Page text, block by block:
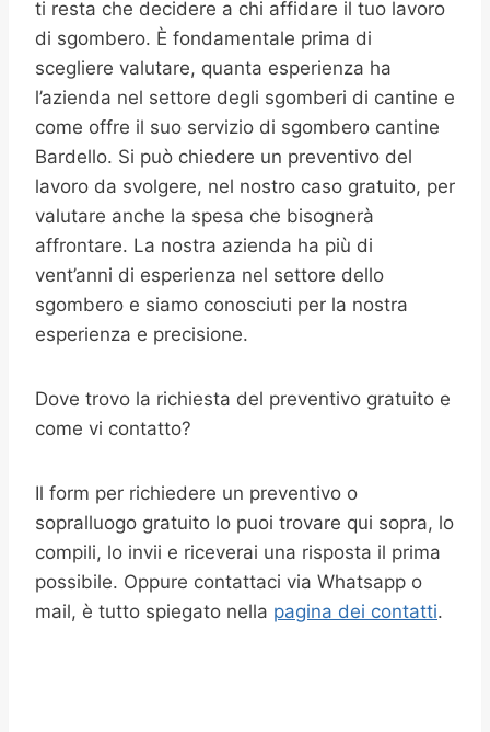
ti resta che decidere a chi affidare il tuo lavoro
di sgombero. È fondamentale prima di
scegliere valutare, quanta esperienza ha
l’azienda nel settore degli sgomberi di cantine e
come offre il suo servizio di sgombero cantine
Bardello. Si può chiedere un preventivo del
lavoro da svolgere, nel nostro caso gratuito, per
valutare anche la spesa che bisognerà
affrontare. La nostra azienda ha più di
vent’anni di esperienza nel settore dello
sgombero e siamo conosciuti per la nostra
esperienza e precisione.
Dove trovo la richiesta del preventivo gratuito e
come vi contatto?
Il form per richiedere un preventivo o
sopralluogo gratuito lo puoi trovare qui sopra, lo
compili, lo invii e riceverai una risposta il prima
possibile. Oppure contattaci via Whatsapp o
mail, è tutto spiegato nella pagina dei contatti.